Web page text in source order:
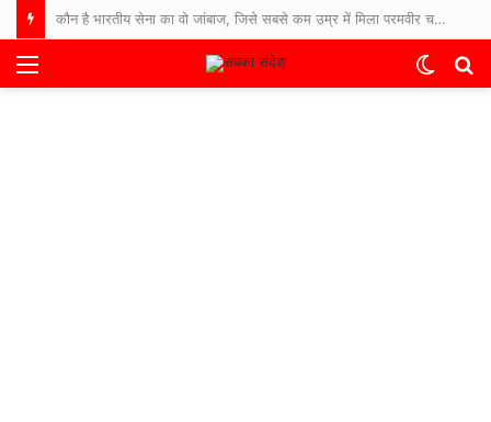
कौन है भारतीय सेना का वो जांबाज, जिसे सबसे कम उम्र में मिला परमवीर चक्र सम्मान?
Menu
Switch